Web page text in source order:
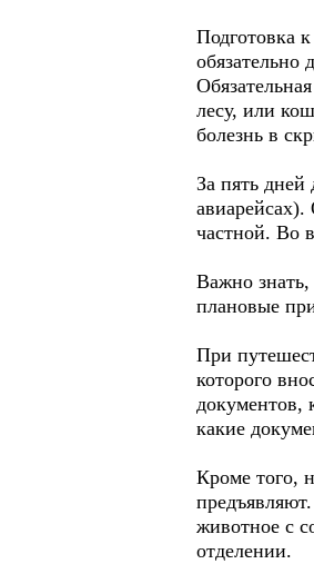
Подготовка
обязательно
лесу, или
болезнь в
За пять
частной. Во
Важно
плановые
При
которого
документов,
какие
Кроме того,
животное с
отделении.